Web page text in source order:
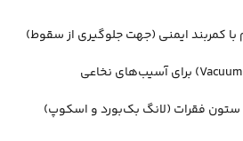
با کمربند ایمنی (جهت جلوگیری از سقوط)
ستون فقرات (لانگ بک‌بورد و اسکوپ)